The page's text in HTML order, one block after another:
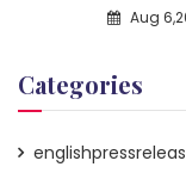
Aug
Categories